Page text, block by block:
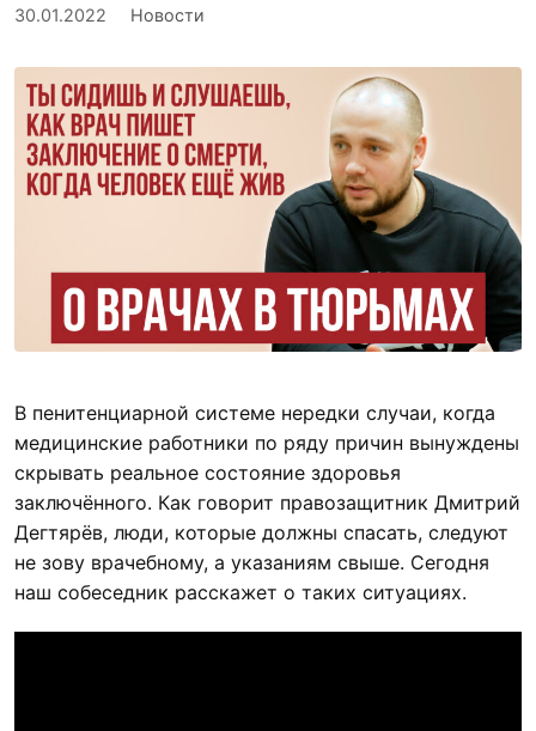
30.01.2022 Новости
В пенитенциарной системе нередки случаи, когда
медицинские работники по ряду причин вынуждены
скрывать реальное состояние здоровья
заключённого. Как говорит правозащитник Дмитрий
Дегтярёв, люди, которые должны спасать, следуют
не зову врачебному, а указаниям свыше. Сегодня
наш собеседник расскажет о таких ситуациях.